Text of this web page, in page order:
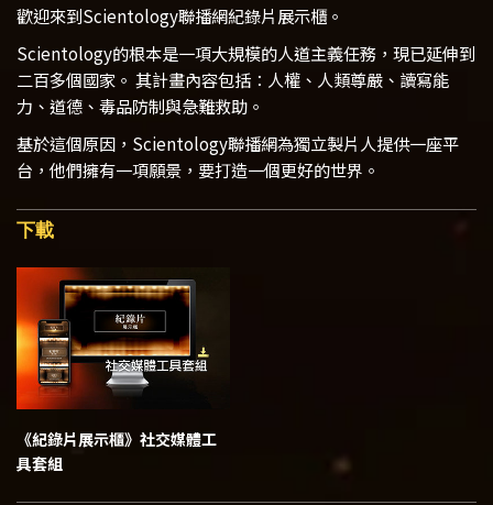
歡迎來到Scientology聯播網紀錄片展示櫃。
Scientology的根本是一項大規模的人道主義任務，現已延伸到
二百多個國家。 其計畫內容包括：人權、人類尊嚴、讀寫能
力、道德、毒品防制與急難救助。
基於這個原因，Scientology聯播網為獨立製片人提供一座平
台，他們擁有一項願景，要打造一個更好的世界。
下載
《紀錄片展示櫃》 社交媒體工
具套組